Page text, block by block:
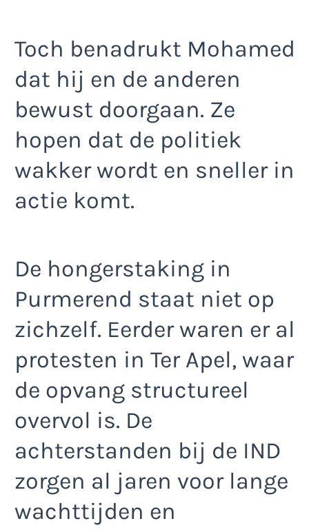
Toch benadrukt Mohamed
dat hij en de anderen
bewust doorgaan. Ze
hopen dat de politiek
wakker wordt en sneller in
actie komt.
De hongerstaking in
Purmerend staat niet op
zichzelf. Eerder waren er al
protesten in Ter Apel, waar
de opvang structureel
overvol is. De
achterstanden bij de IND
zorgen al jaren voor lange
wachttijden en